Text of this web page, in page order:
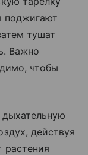
поджигают
тушат
Важно
чтобы
действуя
растения